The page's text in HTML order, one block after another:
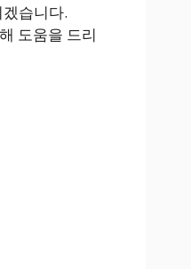
습니다.
도움을 드리